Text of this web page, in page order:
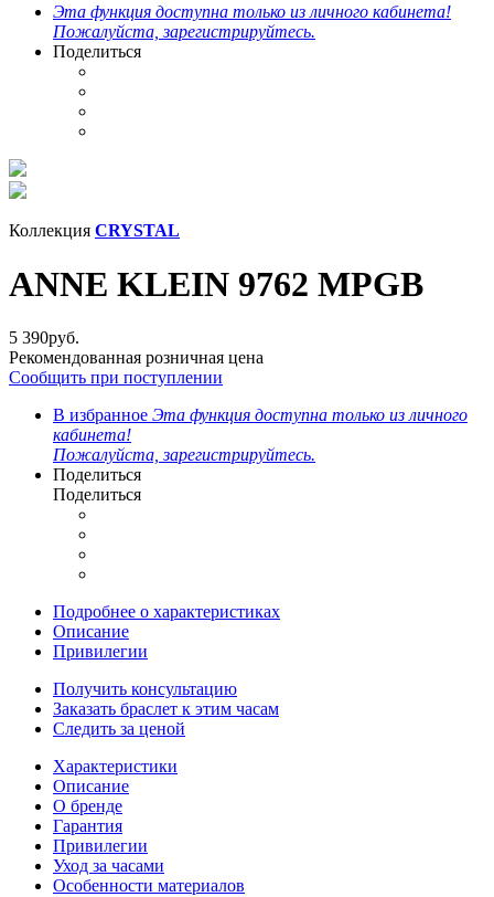
Эта функция доступна только из личного кабинета!
Пожалуйста, зарегистрируйтесь.
Поделиться
Коллекция CRYSTAL
ANNE KLEIN 9762 MPGB
5 390руб.
Рекомендованная розничная цена
Сообщить при поступлении
В избранное Эта функция доступна только из личного
кабинета!
Пожалуйста, зарегистрируйтесь.
Поделиться
Поделиться
Подробнее о характеристиках
Описание
Привилегии
Получить консультацию
Заказать браслет к этим часам
Следить за ценой
Характеристики
Описание
О бренде
Гарантия
Привилегии
Уход за часами
Особенности материалов